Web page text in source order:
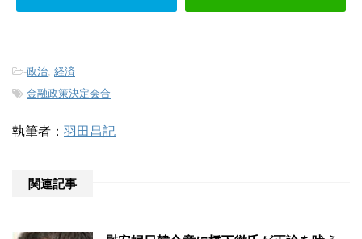
-政治 経済
-金融政策決定会合
執筆者： 羽田昌記
関連記事